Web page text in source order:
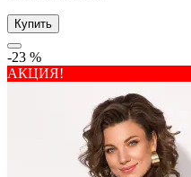
Купить
-23 %
АКЦИЯ!